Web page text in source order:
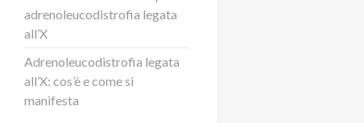
adrenoleucodistrofia legata
all’X
Adrenoleucodistrofia legata
all’X: cos’è e come si
manifesta